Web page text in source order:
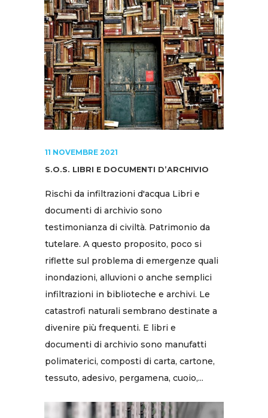
11 NOVEMBRE 2021
S.O.S. LIBRI E DOCUMENTI D’ARCHIVIO
Rischi da infiltrazioni d'acqua Libri e
documenti di archivio sono
testimonianza di civiltà. Patrimonio da
tutelare. A questo proposito, poco si
riflette sul problema di emergenze quali
inondazioni, alluvioni o anche semplici
infiltrazioni in biblioteche e archivi. Le
catastrofi naturali sembrano destinate a
divenire più frequenti. E libri e
documenti di archivio sono manufatti
polimaterici, composti di carta, cartone,
tessuto, adesivo, pergamena, cuoio,...